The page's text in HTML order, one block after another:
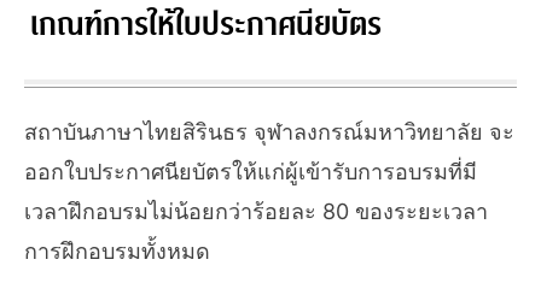
เกณฑ์การให้ใบประกาศนียบัตร
สถาบันภาษาไทยสิรินธร จุฬาลงกรณ์มหาวิทยาลัย จะ
ออกใบประกาศนียบัตรให้แก่ผู้เข้ารับการอบรมที่มี
เวลาฝึกอบรมไม่น้อยกว่าร้อยละ 80 ของระยะเวลา
การฝึกอบรมทั้งหมด